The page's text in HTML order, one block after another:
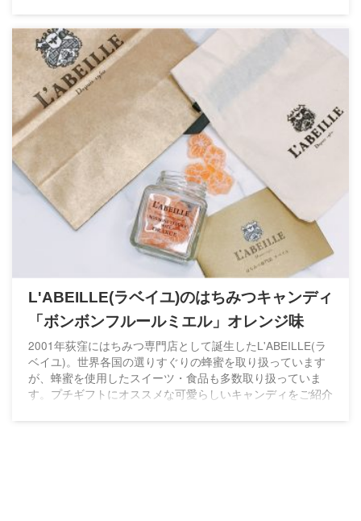
L'ABEILLE(ラベイユ)のはちみつキャンディ
「ボンボンフルールミエル」オレンジ味
2001年荻窪にはちみつ専門店として誕生したL'ABEILLE(ラ
ベイユ)。世界各国の選りすぐりの蜂蜜を取り扱っています
が、蜂蜜を使用したスイーツ・食品も多数取り扱っていま
す。プチギフトにオススメな可愛らしいキャンディをご紹介